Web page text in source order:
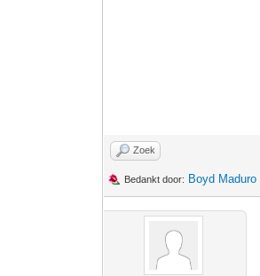
Zoek
Bedankt door: Boyd Maduro